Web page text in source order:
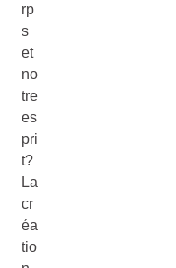
rp
s
et
no
tre
es
pri
t?
La
cr
éa
tio